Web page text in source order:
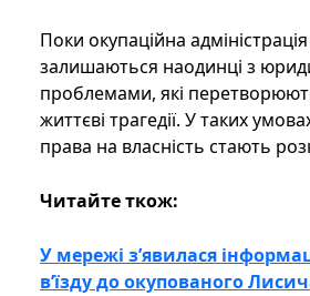
Поки окупаційна
залишаються наодинці з
проблемами, які
життєві трагедії. У таких
права на власність стають
Читайте ткож:
У мережі з’явилася
в’їзду до окупованого